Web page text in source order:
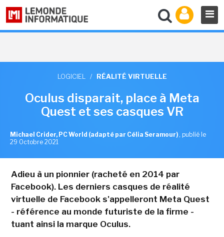
LOGICIEL / RÉALITÉ VIRTUELLE
Oculus disparait, place à Meta
Quest et ses casques VR
Michael Crider, PC World (adapté par Célia Seramour) , publié le
29 Octobre 2021
Adieu à un pionnier (racheté en 2014 par
Facebook). Les derniers casques de réalité
virtuelle de Facebook s'appelleront Meta Quest
- référence au monde futuriste de la firme -
tuant ainsi la marque Oculus.